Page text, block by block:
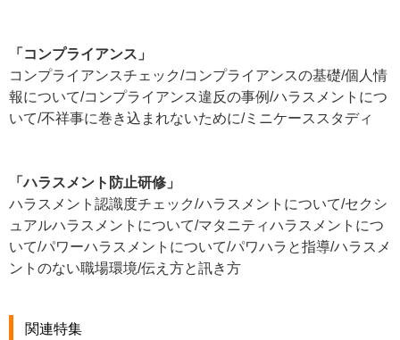
「コンプライアンス」
コンプライアンスチェック/コンプライアンスの基礎/個人情
報について/コンプライアンス違反の事例/ハラスメントにつ
いて/不祥事に巻き込まれないために/ミニケーススタディ
「ハラスメント防止研修」
ハラスメント認識度チェック/ハラスメントについて/セクシ
ュアルハラスメントについて/マタニティハラスメントにつ
いて/パワーハラスメントについて/パワハラと指導/ハラスメ
ントのない職場環境/伝え方と訊き方
関連特集